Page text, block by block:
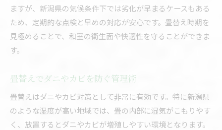
ますが、新潟県の気候条件下では劣化が早まるケースもある
ため、定期的な点検と早めの対応が安心です。畳替え時期を
見極めることで、和室の衛生面や快適性を守ることができま
す。
畳替えでダニやカビを防ぐ管理術
畳替えはダニやカビ対策として非常に有効です。特に新潟県
のような湿度が高い地域では、畳の内部に湿気がこもりやす
く、放置するとダニやカビが増殖しやすい環境となります。